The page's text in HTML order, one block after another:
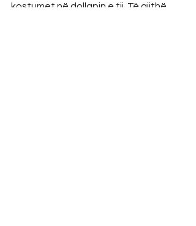
kostumet në dollapin e tij. Të gjithë